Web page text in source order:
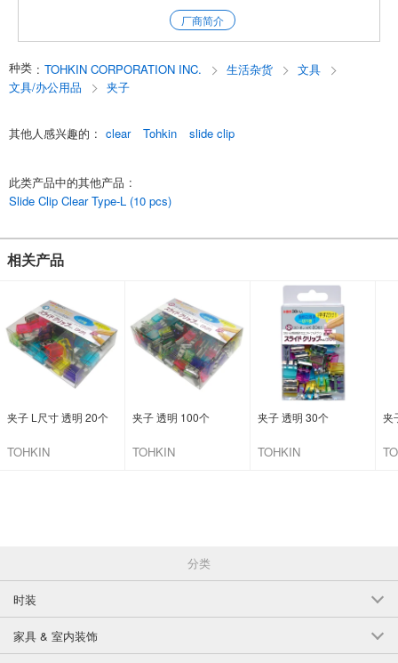
厂商简介
种类 : TOHKIN CORPORATION INC. 生活杂货
文具
文具/办公用品
夹子
其他人感兴趣的 : clear Tohkin slide clip
此类产品中的其他产品 :
Slide Clip Clear Type-L (10 pcs)
相关产品
夹子 L尺寸 透明 20个
TOHKIN
夹子 透明 100个
TOHKIN
夹子 透明 30个
TOHKIN
夹
分类
时装
家具 & 室内装饰